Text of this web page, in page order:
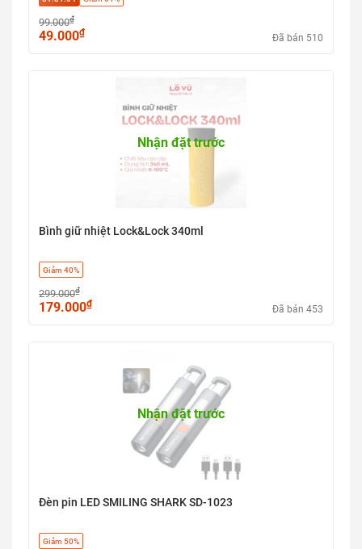
99.000₫
49.000₫ Đã bán 510
Nhận đặt trước
Bình giữ nhiệt Lock&Lock 340ml
Giảm 40%
299.000₫
179.000₫ Đã bán 453
Nhận đặt trước
Đèn pin LED SMILING SHARK SD-1023
Giảm 50%